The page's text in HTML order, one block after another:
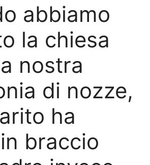
abbiamo
la chiesa
nostra
di nozze,
ha
braccio